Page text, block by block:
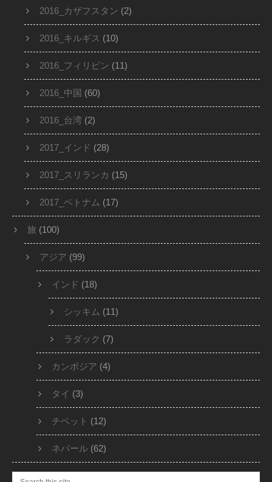
2016_カザフスタン (2)
2016_キルギス (10)
2016_フィリピン (11)
2016_中国 (60)
2016_台湾 (2)
2017_インド (28)
2017_スリランカ (15)
2017_ベトナム (17)
旅 (100)
アジア (99)
インド (18)
シッキム (11)
ラダック (7)
カンボジア (4)
タイ (3)
チベット (12)
ネパール (62)